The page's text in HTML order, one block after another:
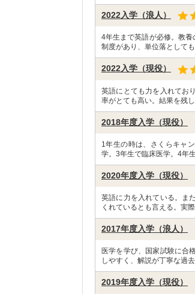
2022入学（浪人）
4年生まで英語が必修。教
制度があり、単位落として
2022入学（現役）
英語にとても力を入れてお
率がとても高い。結果を残
2018年度入学（現役）
1年生の時は、さくらキャ
学。3年生で臨床医学。4年
2020年度入学（現役）
英語に力を入れている。ま
くれているとも言える。実
2017年度入学（浪人）
医学を学び、国家試験に合
しやすく、解説が丁寧な過
2019年度入学（現役）